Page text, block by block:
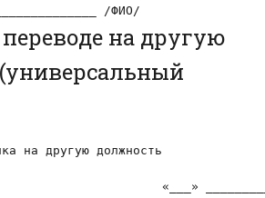
/ФИО/
на другую
на другую должность
«___»